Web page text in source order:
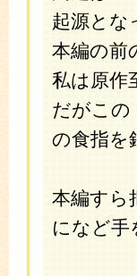
起源とな
本編の前
私は原作
だがこの
の食指を
本編すら
になど